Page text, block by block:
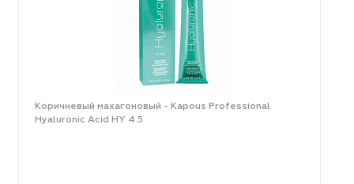
Коричневый махагоновый - Kapous Professional
Hyaluronic Acid HY 4.5